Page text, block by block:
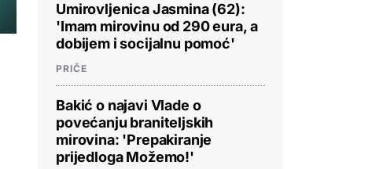
Umirovljenica Jasmina (62):
'Imam mirovinu od 290 eura, a
dobijem i socijalnu pomoć'
PRIČE
Bakić o najavi Vlade o
povećanju braniteljskih
mirovina: 'Prepakiranje
prijedloga Možemo!'